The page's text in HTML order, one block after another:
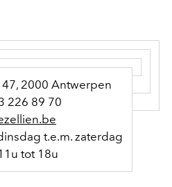
2000 Antwerpen
226 89 70
t.e.m. zaterdag
tot 18u